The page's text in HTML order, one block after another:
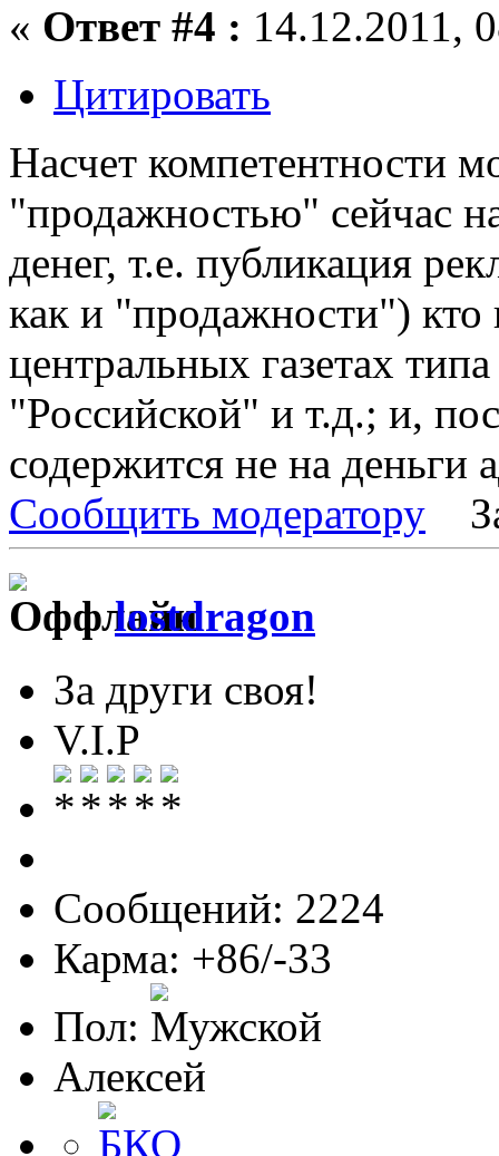
« Ответ #4 : 14.12.2011,
Цитировать
Насчет компетентности
"продажностью" сейчас
денег, т.е. публикация
как и "продажности") кто
центральных газетах
"Российской" и т.д.; и,
содержится не на деньги
Сообщить модератору
lostdragon
За други своя!
V.I.P
Сообщений: 2224
Карма: +86/-33
Пол:
Алексей